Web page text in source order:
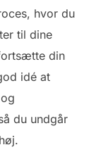
hvor du
til dine
din
idé at
du undgår